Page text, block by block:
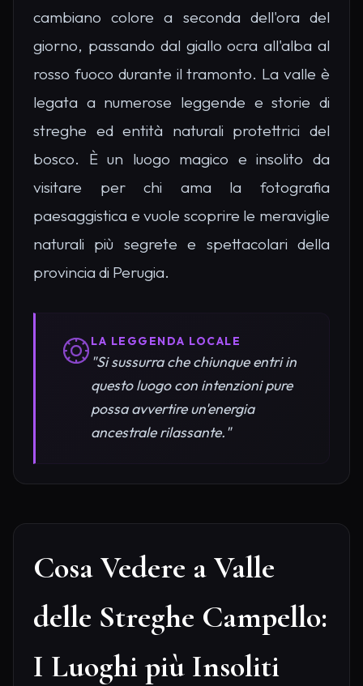
cambiano colore a seconda dell'ora del
giorno, passando dal giallo ocra all'alba al
rosso fuoco durante il tramonto. La valle è
legata a numerose leggende e storie di
streghe ed entità naturali protettrici del
bosco. È un luogo magico e insolito da
visitare per chi ama la fotografia
paesaggistica e vuole scoprire le meraviglie
naturali più segrete e spettacolari della
provincia di Perugia.
LA LEGGENDA LOCALE
"Si sussurra che chiunque entri in
questo luogo con intenzioni pure
possa avvertire un'energia
ancestrale rilassante."
Cosa Vedere a Valle
delle Streghe Campello:
I Luoghi più Insoliti